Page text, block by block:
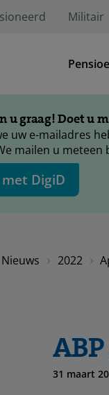
Militair
u graag! Doet u
uw e-mailadres
mailen u
DigiD
Nieuws 2022
31 maart